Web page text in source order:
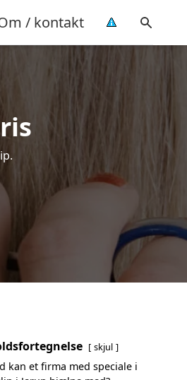
/ kontakt
skjul
kan et firma med speciale i